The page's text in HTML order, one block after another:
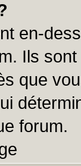
en-
Ils
que
forum.